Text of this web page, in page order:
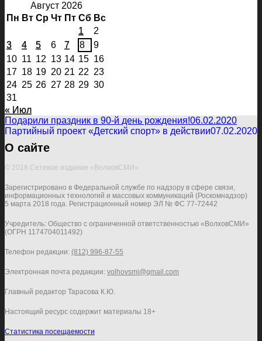
Август 2026
Пн Вт Ср Чт Пт Сб Вс
1
2
3
4 5 6 7 8
9
10 11 12 13 14 15 16
17 18 19 20 21 22 23
24 25 26 27 28 29 30
31
« Июл
Подарили праздник в 90-й день рождения!06.02.2020
Партийный проект «Детский спорт» в действии07.02.2020
О сайте
© 2018 Сетевое издание «ВолховСМИ»
Зарегистрировано в Федеральной службе по надзору в сфере связи,
информационных технологий и массовых коммуникаций (Роскомнадзор)
5 марта 2018 года. Регистрационный номер ЭЛ № ФС 77-72442
Учредитель: Общество с ограниченной ответственностью «ВолховСМИ»
(ОГРН 1174704011492)
Телефон редакции: (812) 996-87-55
Электронная почта редакции: volhovsmi@gmail.com
Главный редактор Тарасова К.Ю.
Настоящий ресурс содержит материалы 18+
Статистика посещаемости